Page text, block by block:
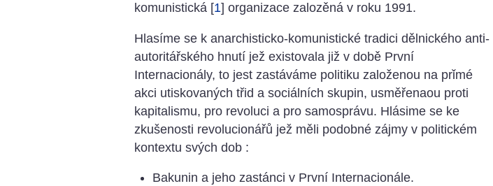
komunistická [1] organizace zalozěná v roku 1991.
Hlasíme se k anarchisticko-komunistické tradici dělnického anti-
autoritářského hnutí jež existovala již v době První
Internacionály, to jest zastáváme politiku založenou na prǐmé
akci utiskovaných třid a sociálních skupin, usměřenaou proti
kapitalismu, pro revoluci a pro samosprávu. Hlásime se ke
zkušenosti revolucionářů jež měli podobné zájmy v politickém
kontextu svých dob :
Bakunin a jeho zastánci v První Internacionále.